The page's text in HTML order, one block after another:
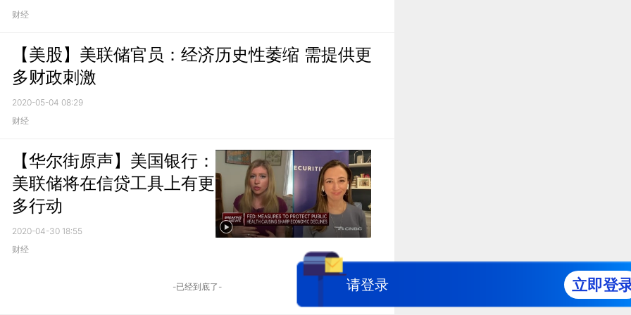
财经
【美股】美联储官员：经济历史性萎缩 需提供更
多财政刺激
2020-05-04 08:29
财经
【华尔街原声】美国银行：
美联储将在信贷工具上有更
多行动
2020-04-30 18:55
财经
-已经到底了- 请登录 立即登